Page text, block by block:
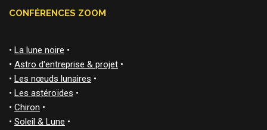
CONFÉRENCES ZOOM
• La lune noire •
• Astro d'entreprise & projet •
• Les nœuds lunaires •
• Les astéroïdes •
• Chiron •
• Soleil & Lune •